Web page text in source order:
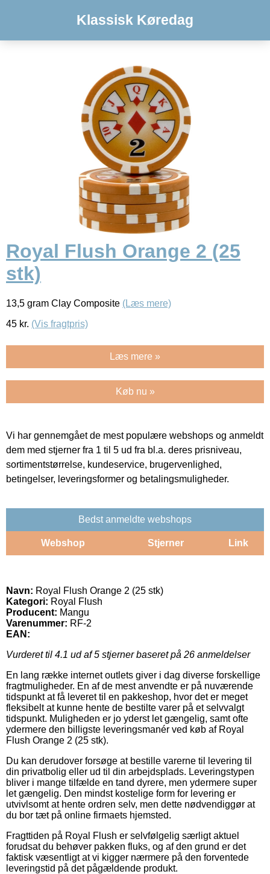
Klassisk Køredag
Royal Flush Orange 2 (25
stk)
13,5 gram Clay Composite (Læs mere)
45 kr. (Vis fragtpris)
Læs mere »
Køb nu »
Vi har gennemgået de mest populære webshops og anmeldt
dem med stjerner fra 1 til 5 ud fra bl.a. deres prisniveau,
sortimentstørrelse, kundeservice, brugervenlighed,
betingelser, leveringsformer og betalingsmuligheder.
Bedst anmeldte webshops
Webshop Stjerner Link
Navn: Royal Flush Orange 2 (25 stk)
Kategori: Royal Flush
Producent: Mangu
Varenummer: RF-2
EAN:
Vurderet til 4.1 ud af 5 stjerner baseret på 26 anmeldelser
En lang række internet outlets giver i dag diverse forskellige
fragtmuligheder. En af de mest anvendte er på nuværende
tidspunkt at få leveret til en pakkeshop, hvor det er meget
fleksibelt at kunne hente de bestilte varer på et selvvalgt
tidspunkt. Muligheden er jo yderst let gængelig, samt ofte
ydermere den billigste leveringsmanér ved køb af Royal
Flush Orange 2 (25 stk).
Du kan derudover forsøge at bestille varerne til levering til
din privatbolig eller ud til din arbejdsplads. Leveringstypen
bliver i mange tilfælde en tand dyrere, men ydermere super
let gængelig. Den mindst kostelige form for levering er
utvivlsomt at hente ordren selv, men dette nødvendiggør at
du bor tæt på online firmaets hjemsted.
Fragttiden på Royal Flush er selvfølgelig særligt aktuel
forudsat du behøver pakken fluks, og af den grund er det
faktisk væsentligt at vi kigger nærmere på den forventede
leveringstid på det pågældende produkt.